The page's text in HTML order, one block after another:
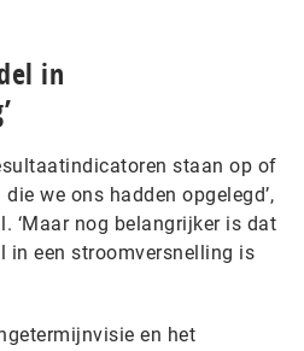
in
staan op of
we ons hadden opgelegd’,
‘Maar nog belangrijker is dat
in een stroomversnelling is
en het